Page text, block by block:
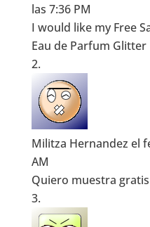
las 7:36 PM
I would like my Free
Eau de Parfum Glitter
Militza Hernandez el
AM
Quiero muestra gratis